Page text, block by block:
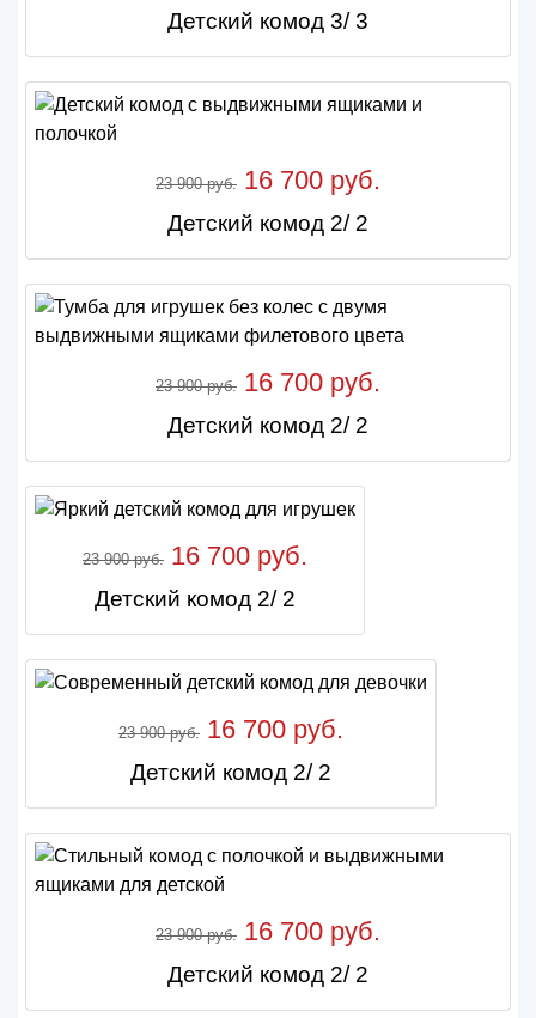
Детский комод 3/ 3
23 900 руб. 16 700 руб.
Детский комод 2/ 2
23 900 руб. 16 700 руб.
Детский комод 2/ 2
23 900 руб. 16 700 руб.
Детский комод 2/ 2
23 900 руб. 16 700 руб.
Детский комод 2/ 2
23 900 руб. 16 700 руб.
Детский комод 2/ 2